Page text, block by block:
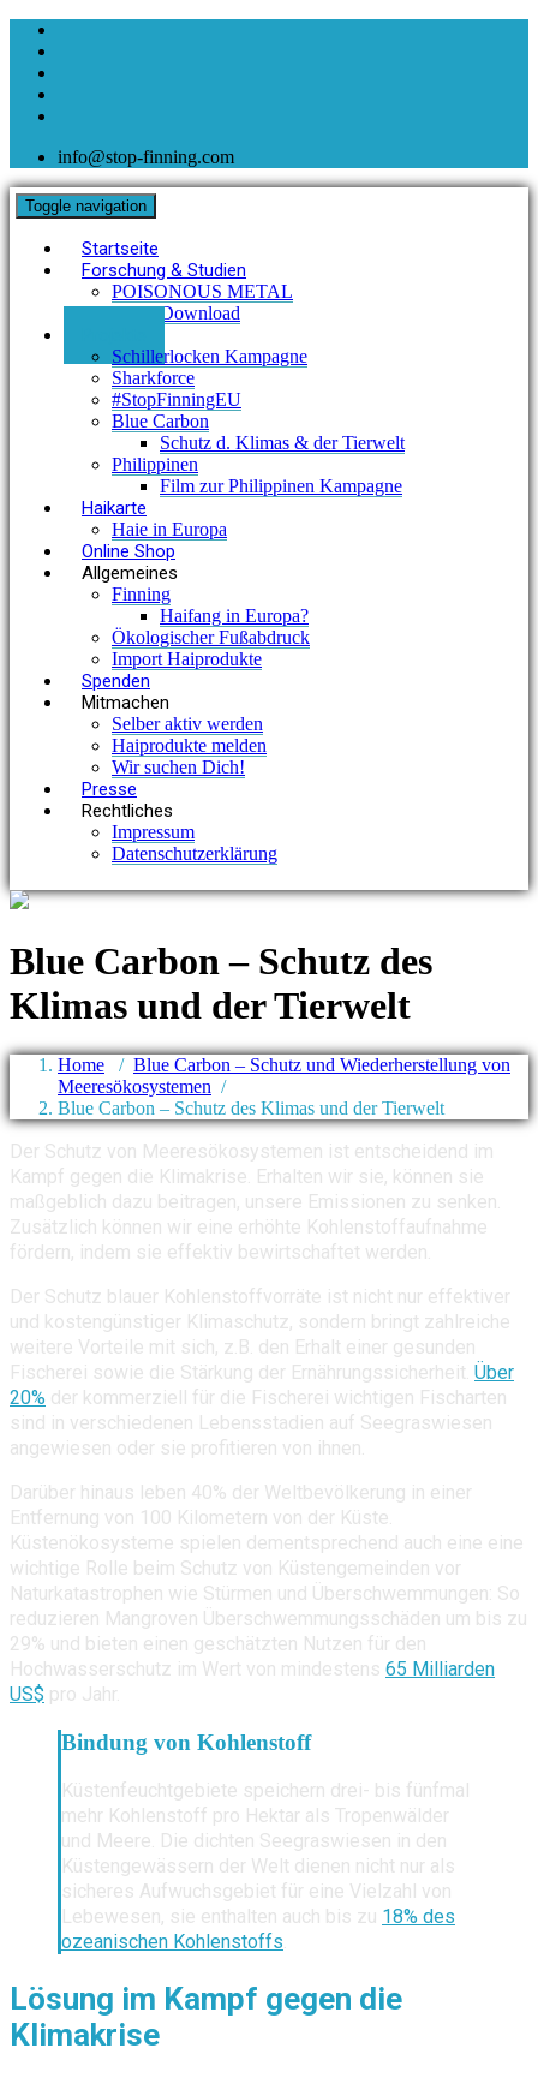
info@stop-finning.com
Toggle navigation
Startseite
Forschung & Studien
POISONOUS METAL
Download
Schillerlocken Kampagne
Sharkforce
#StopFinningEU
Blue Carbon
Schutz d. Klimas & der Tierwelt
Philippinen
Film zur Philippinen Kampagne
Haikarte
Haie in Europa
Online Shop
Allgemeines
Finning
Haifang in Europa?
Ökologischer Fußabdruck
Import Haiprodukte
Spenden
Mitmachen
Selber aktiv werden
Haiprodukte melden
Wir suchen Dich!
Presse
Rechtliches
Impressum
Datenschutzerklärung
Blue Carbon – Schutz des
Klimas und der Tierwelt
Home / Blue Carbon – Schutz und Wiederherstellung von
Meeresökosystemen /
Blue Carbon – Schutz des Klimas und der Tierwelt
Der Schutz von Meeresökosystemen ist entscheidend im
Kampf gegen die Klimakrise. Erhalten wir sie, können sie
maßgeblich dazu beitragen, unsere Emissionen zu senken.
Zusätzlich können wir eine erhöhte Kohlenstoffaufnahme
fördern, indem sie effektiv bewirtschaftet werden.
Der Schutz blauer Kohlenstoffvorräte ist nicht nur effektiver
und kostengünstiger Klimaschutz, sondern bringt zahlreiche
weitere Vorteile mit sich, z.B. den Erhalt einer gesunden
Fischerei sowie die Stärkung der Ernährungssicherheit. Über
20% der kommerziell für die Fischerei wichtigen Fischarten
sind in verschiedenen Lebensstadien auf Seegraswiesen
angewiesen oder sie profitieren von ihnen.
Darüber hinaus leben 40% der Weltbevölkerung in einer
Entfernung von 100 Kilometern von der Küste.
Küstenökosysteme spielen dementsprechend auch eine eine
wichtige Rolle beim Schutz von Küstengemeinden vor
Naturkatastrophen wie Stürmen und Überschwemmungen: So
reduzieren Mangroven Überschwemmungsschäden um bis zu
29% und bieten einen geschätzten Nutzen für den
Hochwasserschutz im Wert von mindestens 65 Milliarden
US$ pro Jahr.
Bindung von Kohlenstoff
Küstenfeuchtgebiete speichern drei- bis fünfmal
mehr Kohlenstoff pro Hektar als Tropenwälder
und Meere. Die dichten Seegraswiesen in den
Küstengewässern der Welt dienen nicht nur als
sicheres Aufwuchsgebiet für eine Vielzahl von
Lebewesen, sie enthalten auch bis zu 18% des
ozeanischen Kohlenstoffs.
Lösung im Kampf gegen die
Klimakrise